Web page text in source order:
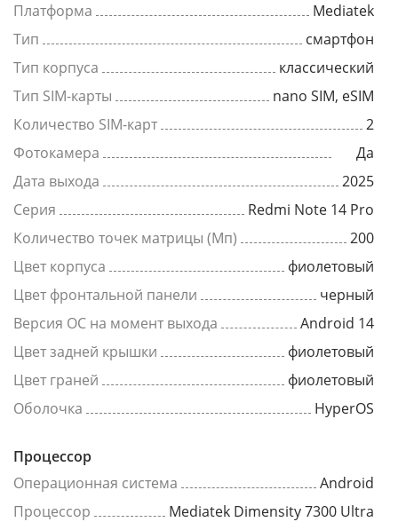
Платформа
Mediatek
Тип
смартфон
Тип корпуса
классический
Тип SIM-карты
nano SIM, eSIM
Количество SIM-карт
2
Фотокамера
Да
Дата выхода
2025
Серия
Redmi Note 14 Pro
Количество точек матрицы (Мп)
200
Цвет корпуса
фиолетовый
Цвет фронтальной панели
черный
Версия ОС на момент выхода
Android 14
Цвет задней крышки
фиолетовый
Цвет граней
фиолетовый
Оболочка
HyperOS
Процессор
Операционная система
Android
Процессор
Mediatek Dimensity 7300 Ultra